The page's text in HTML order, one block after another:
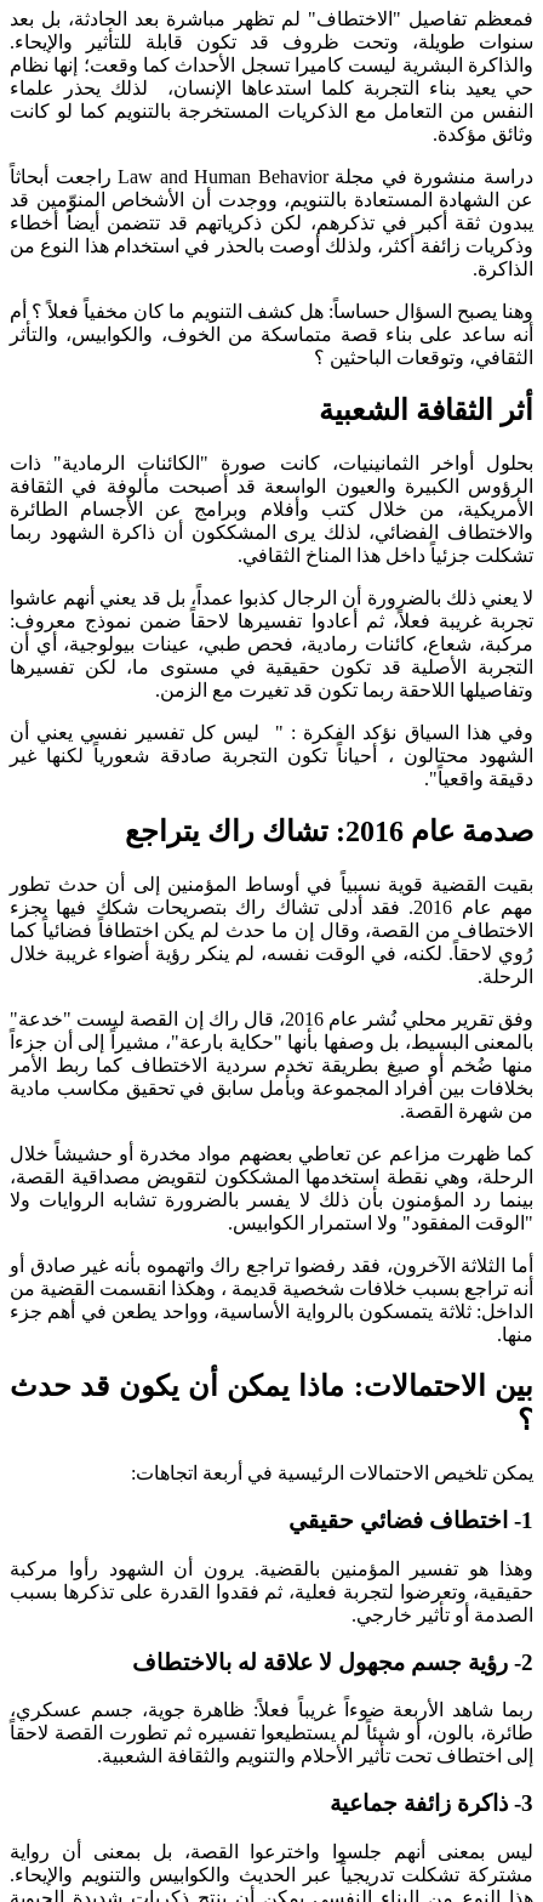
تفاصيل "الاختطاف" لم تظهر مباشرة بعد الحادثة، بل بعد
طويلة، وتحت ظروف قد تكون قابلة للتأثير والإيحاء.
البشرية ليست كاميرا تسجل الأحداث كما وقعت؛ إنها نظام
بناء التجربة كلما استدعاها الإنسان، لذلك يحذر علماء
من التعامل مع الذكريات المستخرجة بالتنويم كما لو كانت
دراسة منشورة في مجلة Law and Human Behavior راجعت أبحاثاً
المستعادة بالتنويم، ووجدت أن الأشخاص المنوّمين قد
ثقة أكبر في تذكرهم، لكن ذكرياتهم قد تتضمن أيضاً أخطاء
زائفة أكثر، ولذلك أوصت بالحذر في استخدام هذا النوع من
السؤال حساساً: هل كشف التنويم ما كان مخفياً فعلاً ؟ أم
على بناء قصة متماسكة من الخوف، والكوابيس، والتأثر
وتوقعات الباحثين ؟
الشعبية
أواخر الثمانينيات، كانت صورة "الكائنات الرمادية" ذات
الكبيرة والعيون الواسعة قد أصبحت مألوفة في الثقافة
من خلال كتب وأفلام وبرامج عن الأجسام الطائرة
الفضائي، لذلك يرى المشككون أن ذاكرة الشهود ربما
داخل هذا المناخ الثقافي.
ذلك بالضرورة أن الرجال كذبوا عمداً، بل قد يعني أنهم عاشوا
غريبة فعلاً، ثم أعادوا تفسيرها لاحقاً ضمن نموذج معروف:
شعاع، كائنات رمادية، فحص طبي، عينات بيولوجية، أي أن
الأصلية قد تكون حقيقية في مستوى ما، لكن تفسيرها
اللاحقة ربما تكون قد تغيرت مع الزمن.
السياق نؤكد الفكرة : " ليس كل تفسير نفسي يعني أن
محتالون ، أحياناً تكون التجربة صادقة شعورياً لكنها غير
تشاك راك يتراجع
قوية نسبياً في أوساط المؤمنين إلى أن حدث تطور
مهم عام 2016. فقد أدلى تشاك راك بتصريحات شكك فيها بجزء
من القصة، وقال إن ما حدث لم يكن اختطافاً فضائياً كما
لكنه، في الوقت نفسه، لم ينكر رؤية أضواء غريبة خلال
وفق تقرير محلي نُشر عام 2016، قال راك إن القصة ليست "خدعة"
البسيط، بل وصفها بأنها "حكاية بارعة"، مشيراً إلى أن جزءاً
أو صيغ بطريقة تخدم سردية الاختطاف كما ربط الأمر
بين أفراد المجموعة وبأمل سابق في تحقيق مكاسب مادية
القصة.
مزاعم عن تعاطي بعضهم مواد مخدرة أو حشيشاً خلال
وهي نقطة استخدمها المشككون لتقويض مصداقية القصة،
المؤمنون بأن ذلك لا يفسر بالضرورة تشابه الروايات ولا
المفقود" ولا استمرار الكوابيس.
الآخرون، فقد رفضوا تراجع راك واتهموه بأنه غير صادق أو
بسبب خلافات شخصية قديمة ، وهكذا انقسمت القضية من
ثلاثة يتمسكون بالرواية الأساسية، وواحد يطعن في أهم جزء
ماذا يمكن أن يكون قد حدث
الاحتمالات الرئيسية في أربعة اتجاهات:
تفسير المؤمنين بالقضية. يرون أن الشهود رأوا مركبة
وتعرضوا لتجربة فعلية، ثم فقدوا القدرة على تذكرها بسبب
أو تأثير خارجي.
الأربعة ضوءاً غريباً فعلاً: ظاهرة جوية، جسم عسكري،
بالون، أو شيئاً لم يستطيعوا تفسيره ثم تطورت القصة لاحقاً
تحت تأثير الأحلام والتنويم والثقافة الشعبية.
أنهم جلسوا واخترعوا القصة، بل بمعنى أن رواية
تشكلت تدريجياً عبر الحديث والكوابيس والتنويم والإيحاء.
من البناء النفسي يمكن أن ينتج ذكريات شديدة الحيوية